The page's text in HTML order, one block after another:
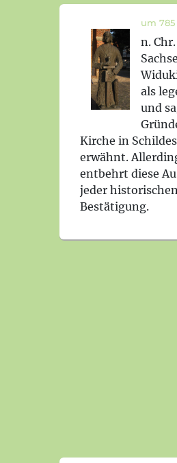
um 785
n.
als
und
Kirche in
erwähnt.
entbehrt diese
jeder
Bestätigung.